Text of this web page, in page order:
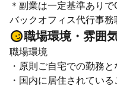
＊副業は一定基準あり
バックオフィス代行事
職場環境・雰囲
職場環境
・原則ご自宅での勤務と
・国内に居住されてい